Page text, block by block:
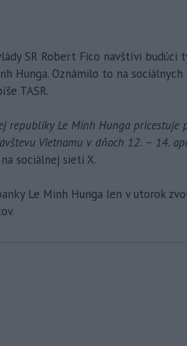
SR Robert Fico navštívi budúci
Hunga. Oznámilo to na sociálnych
TASR.
republiky Le Minh Hunga pricestuje
Vietnamu v dňoch 12. – 14.
sociálnej sieti X.
Le Minh Hunga len v utorok